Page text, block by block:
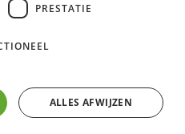
Blackline
gecoat (RAL 9005) met
in zijwanden en 4 mm
in het dak
PRESTATIE
ALLES AFWIJZEN